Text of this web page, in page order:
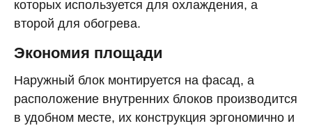
которых используется для охлаждения, а
второй для обогрева.
Экономия площади
Наружный блок монтируется на фасад, а
расположение внутренних блоков производится
в удобном месте, их конструкция эргономично и